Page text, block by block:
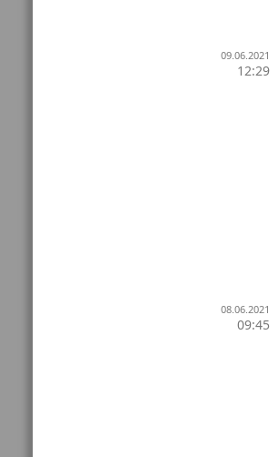
09.06.2021
12:29
08.06.2021
09:45